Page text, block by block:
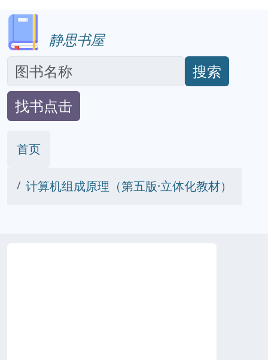
静思书屋
搜索
找书点击
首页
计算机组成原理（第五版·立体化教材）